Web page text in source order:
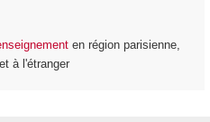
en région parisienne,
à l'étranger